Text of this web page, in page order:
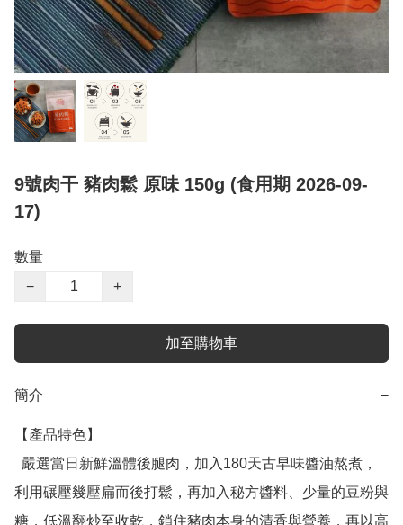
9號肉干 豬肉鬆 原味 150g (食用期 2026-09-
17)
數量
−
+
加至購物車
簡介 −
【產品特色】
利用碾壓幾壓扁而後打鬆，再加入秘方醬料、少量的豆粉與
糖，低溫翻炒至收乾，鎖住豬肉本身的清香與營養，再以高